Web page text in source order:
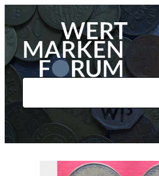
Zum
Inhalt
springen
u
h